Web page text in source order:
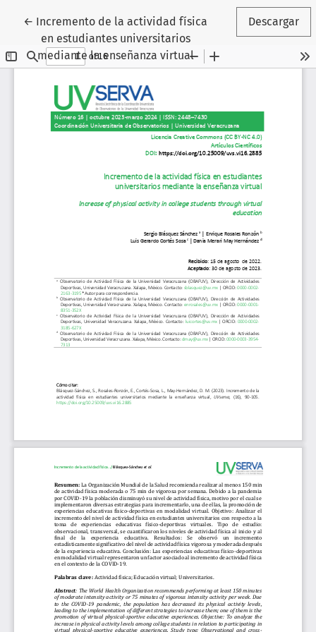
← Volver a los detalles del artículo
Incremento de la actividad física
en estudiantes universitarios
mediante la enseñanza virtual
Descargar